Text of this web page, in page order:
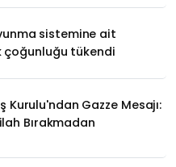
sistemine ait
çoğunluğu tükendi
Kurulu'ndan Gazze Mesajı:
Bırakmadan